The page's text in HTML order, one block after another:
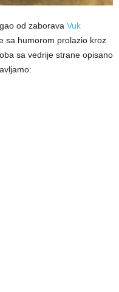
od zaborava Vuk
sa humorom prolazio kroz
sa vedrije strane opisano